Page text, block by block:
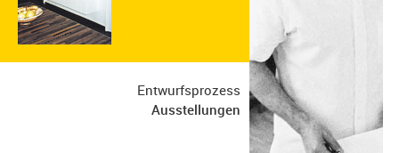
Entwurfsprozess
Ausstellungen